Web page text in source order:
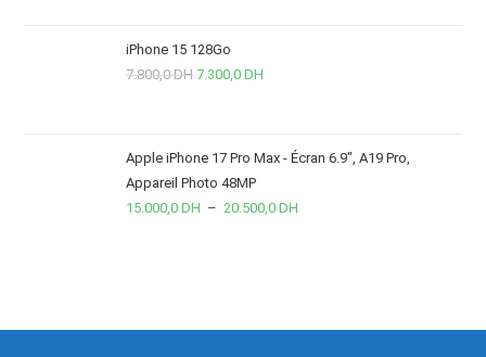
iPhone 15 128Go
7.800,0DH 7.300,0DH
Apple iPhone 17 Pro Max - Écran 6.9", A19 Pro,
Appareil Photo 48MP
15.000,0DH – 20.500,0DH